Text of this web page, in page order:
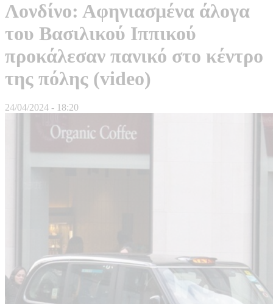
Λονδίνο: Αφηνιασμένα άλογα
του Βασιλικού Ιππικού
προκάλεσαν πανικό στο κέντρο
της πόλης (video)
24/04/2024 - 18:20